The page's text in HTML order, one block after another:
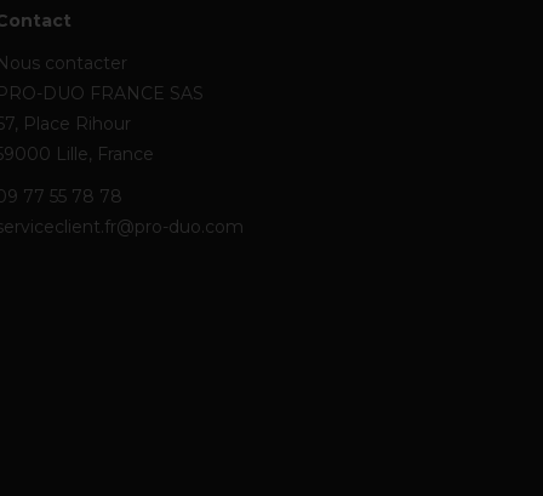
contacter
DUO FRANCE SAS
Place Rihour
Lille, France
77 55 78 78
duo.com